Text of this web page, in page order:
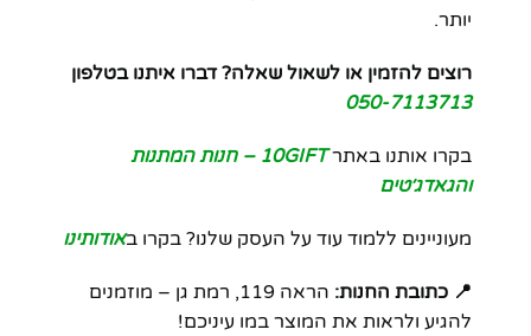
יותר.
רוצים להזמין או לשאול שאלה? דברו איתנו בטלפון
050-7113713
בקרו אותנו באתר
10GIFT – חנות המתנות
והגאדג׳טים
מעוניינים ללמוד עוד על העסק שלנו? בקרו באודותינו
📍 כתובת החנות:
הראה 119, רמת גן – מוזמנים
להגיע ולראות את המוצר במו עיניכם!